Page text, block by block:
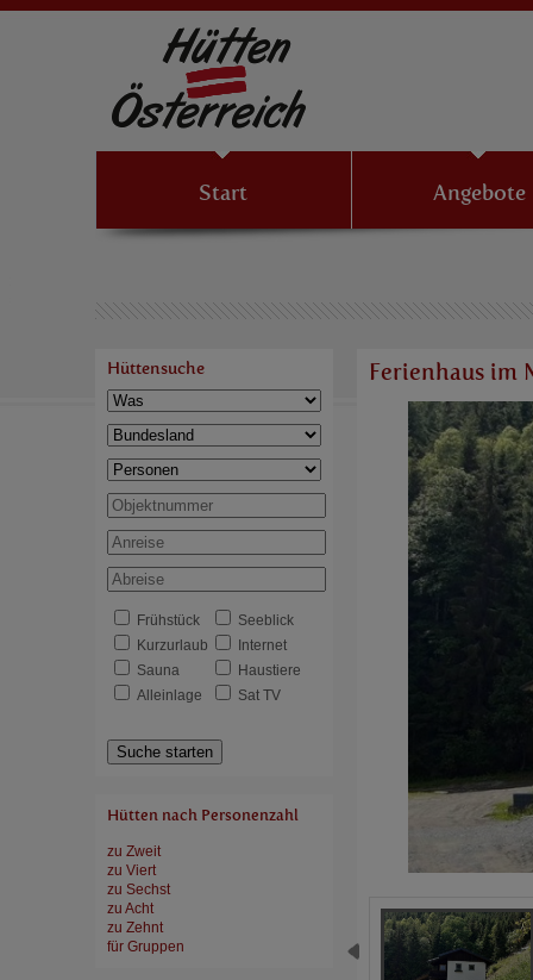
Start Angebote
Hüttensuche
Frühstück
Seeblick
Kurzurlaub
Internet
Sauna
Haustiere
Alleinlage
Sat TV
Suche starten
Hütten nach Personenzahl
zu Zweit
zu Viert
zu Sechst
zu Acht
zu Zehnt
für Gruppen
Ferienhaus im